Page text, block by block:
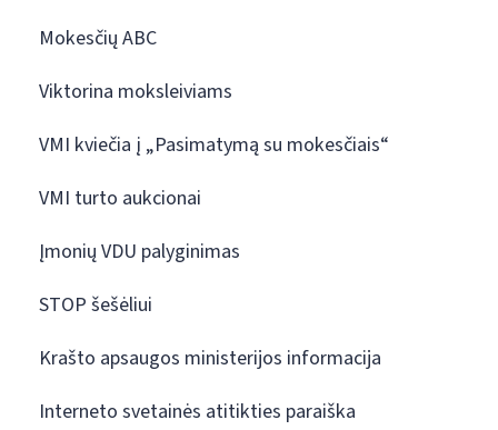
Mokesčių ABC
Viktorina moksleiviams
VMI kviečia į „Pasimatymą su mokesčiais“
VMI turto aukcionai
Įmonių VDU palyginimas
STOP šešėliui
Krašto apsaugos ministerijos informacija
Interneto svetainės atitikties paraiška